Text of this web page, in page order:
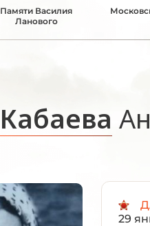
Памяти Василия
Ланового
Кабаева
29